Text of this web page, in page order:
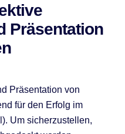
Präsentation
Präsentation von
für den Erfolg im
Um sicherzustellen,